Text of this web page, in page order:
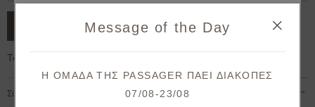
ΠΡΟΣΘΗΚΗ ΣΤΟ ΚΑΛΑΘΙ
Το μοντέλο έχει ύψος 1,78cm και φοράει S
Σύνθεση & Φροντίδα
στην πρώτη σας παραγγελία!
παραλαβές & μοναδικές προσφορές.
Message of the Day
Η ΟΜΑΔΑ ΤΗΣ PASSAGER ΠΑΕΙ ΔΙΑΚΟΠΕΣ
07/08-23/08